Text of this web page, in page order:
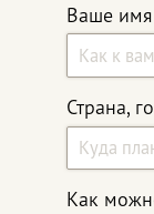
Ваше имя
Страна,
Как